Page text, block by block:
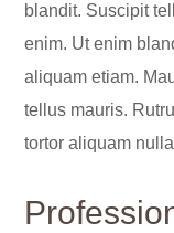
blandit. Suscipit
enim. Ut enim
aliquam etiam.
tellus mauris.
tortor aliquam